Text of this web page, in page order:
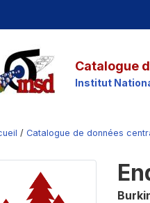
Catalogue
Institut
/ Catalogue de données